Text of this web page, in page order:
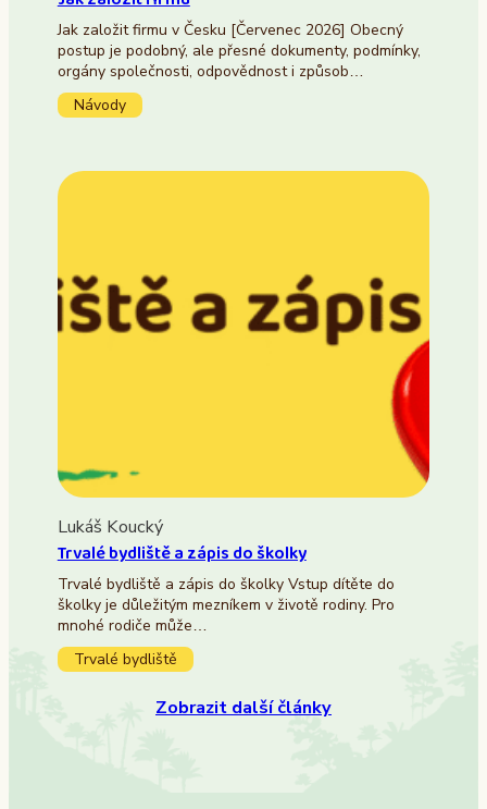
Jak založit firmu v Česku [Červenec 2026] Obecný
postup je podobný, ale přesné dokumenty, podmínky,
orgány společnosti, odpovědnost i způsob…
Návody
Lukáš Koucký
Trvalé bydliště a zápis do školky
Trvalé bydliště a zápis do školky Vstup dítěte do
školky je důležitým mezníkem v životě rodiny. Pro
mnohé rodiče může…
Trvalé bydliště
Zobrazit další články